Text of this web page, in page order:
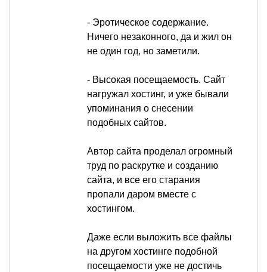
- Эротическое содержание.
Ничего незаконного, да и жил он
не один год, но заметили.
- Высокая посещаемость. Сайт
нагружал хостинг, и уже бывали
упоминания о снесении
подобных сайтов.
Автор сайта проделал огромный
труд по раскрутке и созданию
сайта, и все его старания
пропали даром вместе с
хостингом.
Даже если выложить все файлы
на другом хостинге подобной
посещаемости уже не достичь